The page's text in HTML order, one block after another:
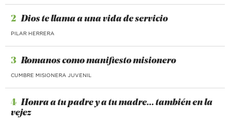
2 Dios te llama a una vida de servicio
PILAR HERRERA
3 Romanos como manifiesto misionero
CUMBRE MISIONERA JUVENIL
4 Honra a tu padre y a tu madre… también en la
vejez